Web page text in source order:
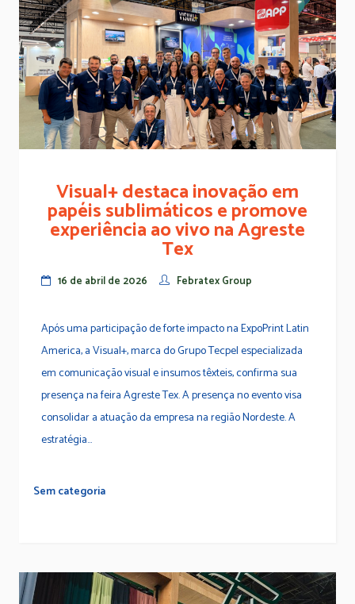
Visual+ destaca inovação em
papéis sublimáticos e promove
experiência ao vivo na Agreste
Tex
16 de abril de 2026 Febratex Group
Após uma participação de forte impacto na ExpoPrint Latin
America, a Visual+, marca do Grupo Tecpel especializada
em comunicação visual e insumos têxteis, confirma sua
presença na feira Agreste Tex. A presença no evento visa
consolidar a atuação da empresa na região Nordeste. A
estratégia...
Sem categoria